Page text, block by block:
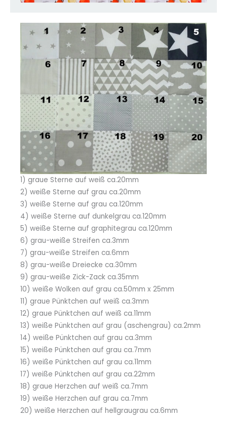
1) graue Sterne auf weiß ca.20mm
2) weiße Sterne auf grau ca.20mm
3) weiße Sterne auf grau ca.120mm
4) weiße Sterne auf dunkelgrau ca.120mm
5) weiße Sterne auf graphitegrau ca.120mm
6) grau-weiße Streifen ca.3mm
7) grau-weiße Streifen ca.6mm
8) grau-weiße Dreiecke ca.30mm
9) grau-weiße Zick-Zack ca.35mm
10) weiße Wolken auf grau ca.50mm x 25mm
11) graue Pünktchen auf weiß ca.3mm
12) graue Pünktchen auf weiß ca.11mm
13) weiße Pünktchen auf grau (aschengrau) ca.2mm
14) weiße Pünktchen auf grau ca.3mm
15) weiße Pünktchen auf grau ca.7mm
16) weiße Pünktchen auf grau ca.11mm
17) weiße Pünktchen auf grau ca.22mm
18) graue Herzchen auf weiß ca.7mm
19) weiße Herzchen auf grau ca.7mm
20) weiße Herzchen auf hellgraugrau ca.6mm